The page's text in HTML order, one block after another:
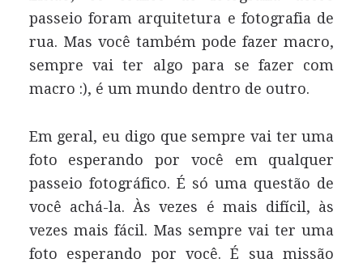
passeio foram arquitetura e fotografia de
rua. Mas você também pode fazer macro,
sempre vai ter algo para se fazer com
macro :), é um mundo dentro de outro.
Em geral, eu digo que sempre vai ter uma
foto esperando por você em qualquer
passeio fotográfico. É só uma questão de
você achá-la. Às vezes é mais difícil, às
vezes mais fácil. Mas sempre vai ter uma
foto esperando por você. É sua missão